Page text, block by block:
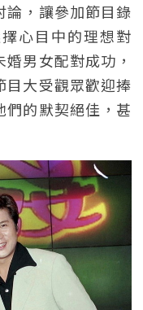
論，讓參加節目錄
心目中的理想對
男女配對成功，
目大受觀眾歡迎捧
們的默契絕佳，甚